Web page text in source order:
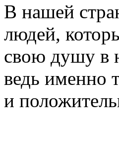
В нашей
людей,
свою душу в
ведь именно
и